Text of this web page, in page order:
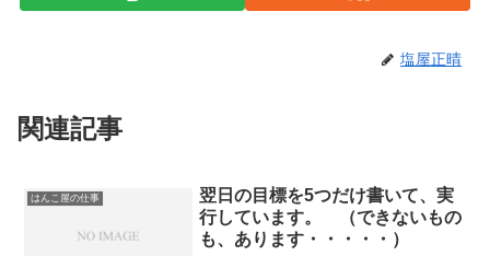
塩屋正晴
関連記事
はんこ屋の仕事
翌日の目標を5つだけ書いて、実
行しています。 （できないもの
も、あります・・・・・）